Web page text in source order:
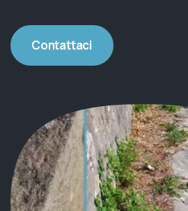
Contattaci